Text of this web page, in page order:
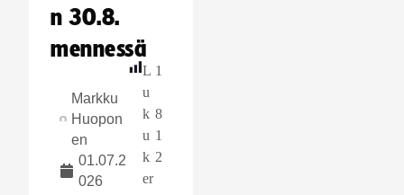
n 30.8.
mennessä
Markku
Huopon
en
01.07.2
026
L
u
k
u
k
er
1
8
1
2